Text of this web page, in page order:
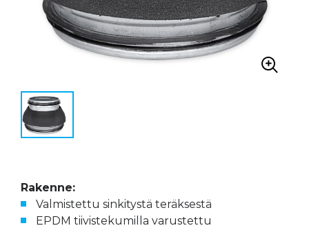
Rakenne:
Valmistettu sinkitystä teräksestä
EPDM tiivistekumilla varustettu